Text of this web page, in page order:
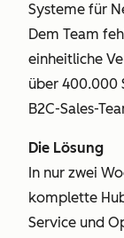
Systeme für
Dem Team
einheitliche
über 400.000
B2C-Sales-
Die Lösung
In nur zwei
komplette
Service und